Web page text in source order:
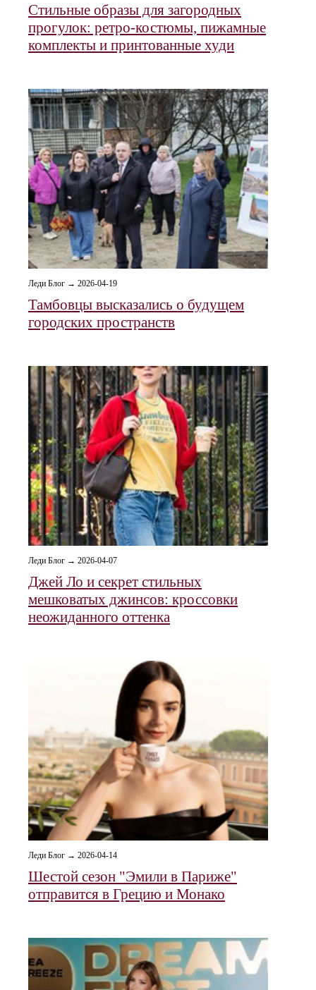
Стильные образы для загородных
прогулок: ретро‑костюмы, пижамные
комплекты и принтованные худи
Леди Блог → 2026-04-19
Тамбовцы высказались о будущем
городских пространств
Леди Блог → 2026-04-07
Джей Ло и секрет стильных
мешковатых джинсов: кроссовки
неожиданного оттенка
Леди Блог → 2026-04-14
Шестой сезон "Эмили в Париже"
отправится в Грецию и Монако